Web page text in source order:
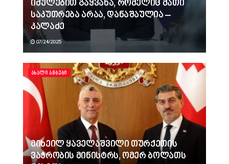
იძულებით გაყვანა, რომელიც მათი
საკუთრება არაა, დანაშაულია –
კალაძე
07/24/2025
ᲐᲮᲐᲚᲘ ᲐᲛᲑᲔᲑᲘ
მიხეილ ყაველაშვილი თურქეთის
ვაჭრობის მინისტრს, ომერ ბოლათს